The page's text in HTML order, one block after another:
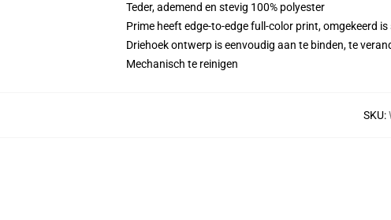
Teder, ademend en stevig 100% polyester
Prime heeft edge-to-edge full-color print, omgekeerd
Driehoek ontwerp is eenvoudig aan te binden, te
Mechanisch te reinigen
SKU: